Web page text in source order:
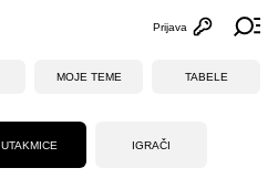
Otvori
Prijava
MOJE TEME TABELE
UTAKMICE IGRAČI